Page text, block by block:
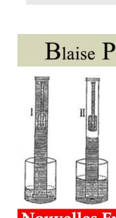
AJOUTER AU PANIER